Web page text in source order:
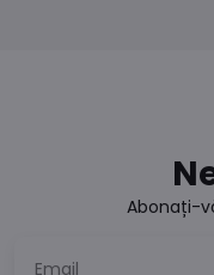
Abonați-